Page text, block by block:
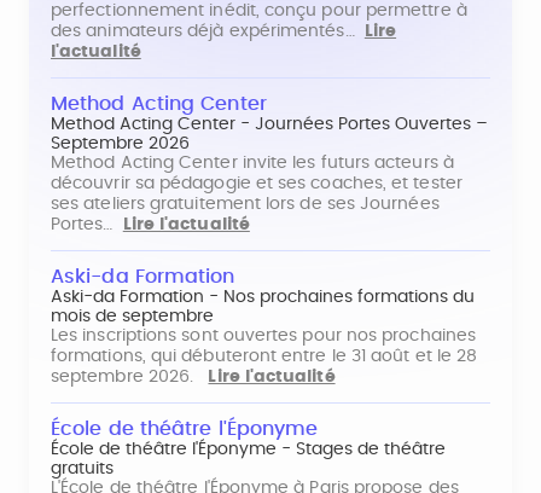
perfectionnement inédit, conçu pour permettre à
des animateurs déjà expérimentés…
Lire
l'actualité
Method Acting Center
Method Acting Center - Journées Portes Ouvertes –
Septembre 2026
Method Acting Center invite les futurs acteurs à
découvrir sa pédagogie et ses coaches, et tester
ses ateliers gratuitement lors de ses Journées
Portes…
Lire l'actualité
Aski-da Formation
Aski-da Formation - Nos prochaines formations du
mois de septembre
Les inscriptions sont ouvertes pour nos prochaines
formations, qui débuteront entre le 31 août et le 28
septembre 2026.
Lire l'actualité
École de théâtre l'Éponyme
École de théâtre l'Éponyme - Stages de théâtre
gratuits
L'École de théâtre l'Éponyme à Paris propose des